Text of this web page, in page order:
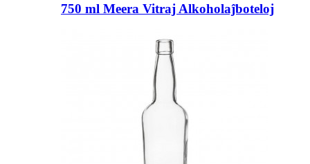
750 ml Meera Vitraj Alkoholaĵboteloj